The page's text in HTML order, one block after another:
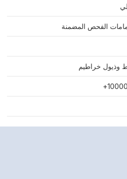
الفحص المضمنة
وذيول خراطيم